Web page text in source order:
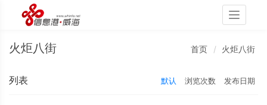
Toggle
火炬八街 首页 火炬八街
列表 默认 浏览次数 发布日期